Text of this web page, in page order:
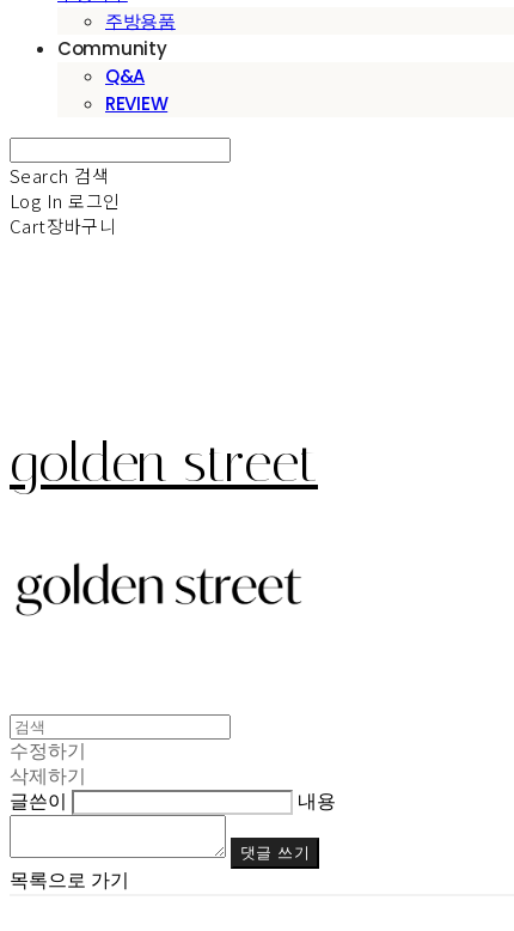
주방용품
Community
Q&A
REVIEW
Search 검색
Log In 로그인
Cart장바구니
golden street
수정하기
삭제하기
글쓴이
내용
댓글 쓰기
목록으로 가기